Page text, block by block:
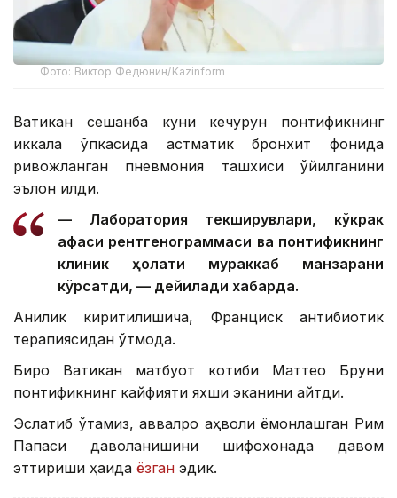
Фото: Виктор Федюнин/Kazinform
Ватикан сешанба куни кечқурун понтификнинг
иккала ўпкасида астматик бронхит фонида
ривожланган пневмония ташхиси қўйилганини
эълон қилди.
— Лаборатория текширувлари, кўкрак
қафаси рентгенограммаси ва понтификнинг
клиник ҳолати мураккаб манзарани
кўрсатди, — дейилади хабарда.
Аниқлик киритилишича, Франциск антибиотик
терапиясидан ўтмоқда.
Бироқ Ватикан матбуот котиби Маттео Бруни
понтификнинг кайфияти яхши эканини айтди.
Эслатиб ўтамиз, аввалроқ аҳволи ёмонлашган Рим
Папаси даволанишини шифохонада давом
эттириши ҳақида ёзган эдик.